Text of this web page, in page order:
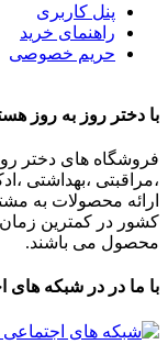
پنل کاربری
راهنمای خرید
حریم خصوصی
با دختر روز به روز
فروشگاه های دختر
،مراقبتی ،بهداشتی
ارائه محصولات به
کشور در کمترین
محصول می باشند.
با ما در در شبکه های